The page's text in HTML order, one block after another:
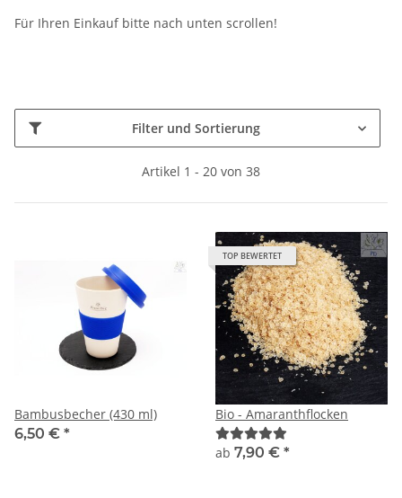
Für Ihren Einkauf bitte nach unten scrollen!
Filter und Sortierung
Artikel 1 - 20 von 38
Bambusbecher (430 ml)
6,50 € *
TOP BEWERTET
Bio - Amaranthflocken
ab 7,90 € *